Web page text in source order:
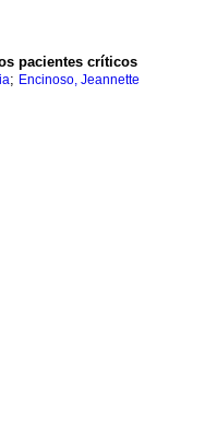
pacientes críticos
; Encinoso, Jeannette